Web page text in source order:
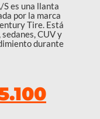
S es una llanta
por la marca
Tire. Está
CUV y
durante